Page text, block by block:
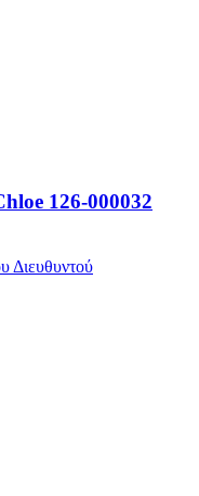
126-000032
Διευθυντού